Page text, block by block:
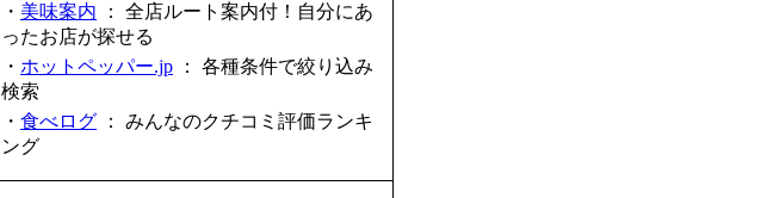
・ 美味案内 ： 全店ルート案内付！自分にあ
ったお店が探せる
・ ホットペッパー.jp ： 各種条件で絞り込み
検索
・ 食べログ ： みんなのクチコミ評価ランキ
ング